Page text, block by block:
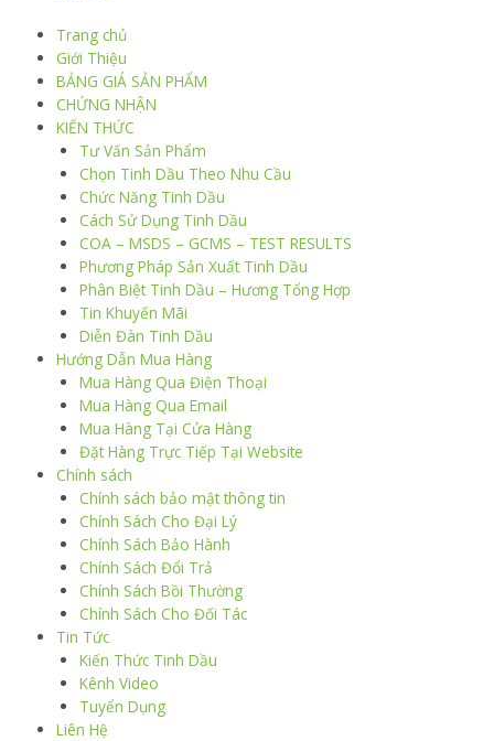
Trang chủ
Giới Thiệu
BẢNG GIÁ SẢN PHẨM
CHỨNG NHẬN
KIẾN THỨC
Tư Vấn Sản Phẩm
Chọn Tinh Dầu Theo Nhu Cầu
Chức Năng Tinh Dầu
Cách Sử Dụng Tinh Dầu
COA – MSDS – GCMS – TEST RESULTS
Phương Pháp Sản Xuất Tinh Dầu
Phân Biệt Tinh Dầu – Hương Tổng Hợp
Tin Khuyến Mãi
Diễn Đàn Tinh Dầu
Hướng Dẫn Mua Hàng
Mua Hàng Qua Điện Thoại
Mua Hàng Qua Email
Mua Hàng Tại Cửa Hàng
Đặt Hàng Trực Tiếp Tại Website
Chính sách
Chính sách bảo mật thông tin
Chính Sách Cho Đại Lý
Chính Sách Bảo Hành
Chính Sách Đổi Trả
Chính Sách Bồi Thường
Chính Sách Cho Đối Tác
Tin Tức
Kiến Thức Tinh Dầu
Kênh Video
Tuyển Dụng
Liên Hệ